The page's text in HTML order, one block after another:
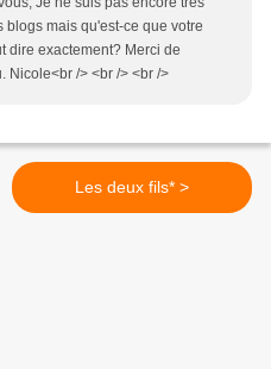
blogs mais qu'est-ce que votre
dire exactement? Merci de
Nicole<br /> <br /> <br />
Les deux fils* >